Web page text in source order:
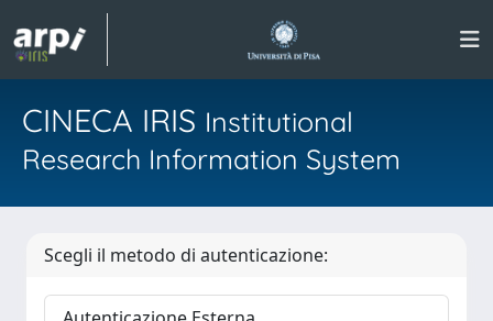
CINECA IRIS Institutional
Research Information System
Scegli il metodo di autenticazione: